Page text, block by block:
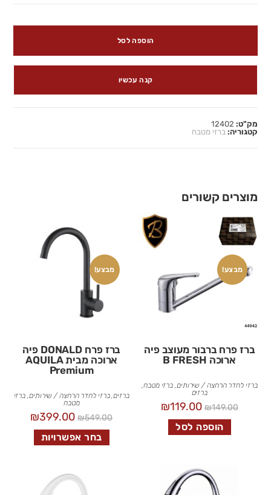
הוספה לסל
קנה עכשיו
מק"ט: 12402
קטגוריה: ברזי מטבח
מוצרים קשורים
מבצע!
ברז פרח ברבור מעוצב פיה
ארוכה B FRESH
ברזי לחדר הרחצה / שירותים ברזי מטבח,
ברזים
₪149.00
₪119.00
הוספה לסל
מבצע!
ברז פרח DONALD פיה
ארוכה מבית AQUILA
Premium
ברזים,ברזי לחדר הרחצה / שירותים ברזי
מטבח
₪549.00
₪399.00
בחר אפשרויות